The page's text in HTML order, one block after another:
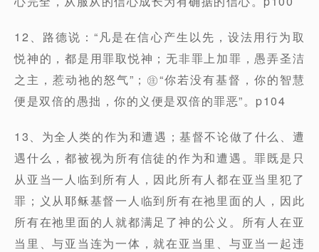
12、路德说：“凡是在信⼼产⽣以先，设法⽤⾏为取
悦神的，都是⽤罪取悦神；⽆⾮罪上加罪，愚弄圣洁
之主，惹动祂的怒⽓”；㊟“你若没有基督，你的智慧
便是双倍的愚拙，你的义便是双倍的罪恶”。p104
13、为全⼈类的作为和遭遇；基督不论做了什么、遭
遇什么，都被视为所有信徒的作为和遭遇。罪既是只
从亚当⼀⼈临到所有⼈，因此所有⼈都在亚当⾥犯了
罪；义从耶稣基督⼀⼈临到所有在祂⾥⾯的⼈，因此
所有在祂⾥⾯的⼈就都满⾜了神的公义。所有⼈在亚
当⾥、与亚当连为⼀体，就在亚当⾥、与亚当⼀起违